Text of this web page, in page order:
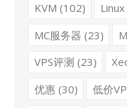
KVM (102) Linux
MC服务器 (23)
VPS评测 (23)
优惠(30) 低价